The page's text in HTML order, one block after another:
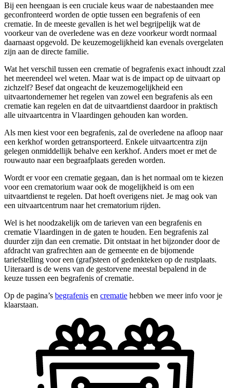
Bij een heengaan is een cruciale keus waar de nabestaanden mee
geconfronteerd worden de optie tussen een begrafenis of een
crematie. In de meeste gevallen is het wel begrijpelijk wat de
voorkeur van de overledene was en deze voorkeur wordt normaal
daarnaast opgevold. De keuzemogelijkheid kan evenals overgelaten
zijn aan de directe familie.
Wat het verschil tussen een crematie of begrafenis exact inhoudt zzal
het meerendeel wel weten. Maar wat is de impact op de uitvaart op
zichzelf? Besef dat ongeacht de keuzemogelijkheid een
uitvaartondernemer het regelen van zowel een begrafenis als een
crematie kan regelen en dat de uitvaartdienst daardoor in praktisch
alle uitvaartcentra in Vlaardingen gehouden kan worden.
Als men kiest voor een begrafenis, zal de overledene na afloop naar
een kerkhof worden getransporteerd. Enkele uitvaartcentra zijn
gelegen onmiddellijk behalve een kerkhof. Anders moet er met de
rouwauto naar een begraafplaats gereden worden.
Wordt er voor een crematie gegaan, dan is het normaal om te kiezen
voor een crematorium waar ook de mogelijkheid is om een
uitvaartdienst te regelen. Dat hoeft overigens niet. Je mag ook van
een uitvaartcentrum naar het crematorium rijden.
Wel is het noodzakelijk om de tarieven van een begrafenis en
crematie Vlaardingen in de gaten te houden. Een begrafenis zal
duurder zijn dan een crematie. Dit ontstaat in het bijzonder door de
afdracht van grafrechten aan de gemeente en de bijomende
tariefstelling voor een (graf)steen of gedenkteken op de rustplaats.
Uiteraard is de wens van de gestorvene meestal bepalend in de
keuze tussen een begrafenis of crematie.
Op de pagina’s begrafenis en crematie hebben we meer info voor je
klaarstaan.